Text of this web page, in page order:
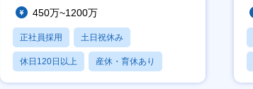
450万~1200万
正社員採用 土日祝休み
休日120日以上 産休・育休あり
月残業20時間以内